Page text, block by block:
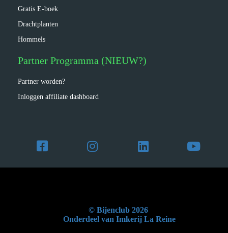
Gratis E-boek
Drachtplanten
Hommels
Partner Programma (NIEUW?)
Partner worden?
Inloggen affiliate dashboard
© Bijenclub 2026
Onderdeel van Imkerij La Reine